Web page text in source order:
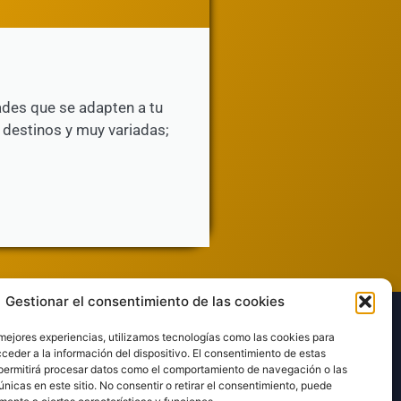
Gestionar el consentimiento de las cookies
experiencias, utilizamos tecnologías como las cookies para
a la información del dispositivo. El consentimiento de estas
procesar datos como el comportamiento de navegación o las
en este sitio. No consentir o retirar el consentimiento, puede
que se adapten a tu
y muy variadas;
estrella